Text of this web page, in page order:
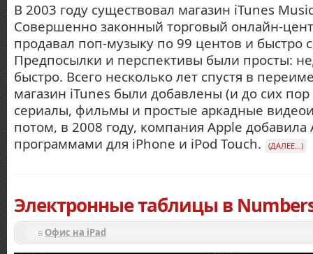
В 2003 году существовал магазин iTunes
Совершенно законный торговый онлайн-
продавал поп-музыку по 99 центов и быстро
Предпосылки и перспективы были просты:
быстро. Всего несколько лет спустя в
магазин iTunes были добавлены (и до сих
сериалы, фильмы и простые аркадные
потом, в 2008 году, компания Apple добавила
программами для iPhone и iPod Touch.
(ДАЛЕЕ…)
Электронные таблицы в
в Офис на iPad